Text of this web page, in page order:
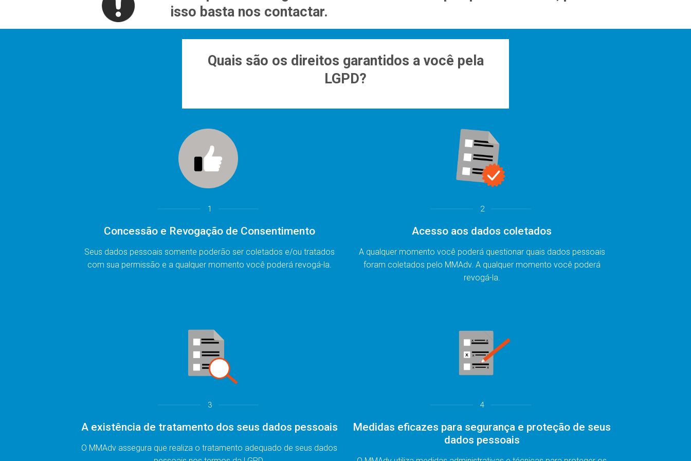
isso basta nos contactar.
Quais são os direitos garantidos a você pela
LGPD?
1
Concessão e Revogação de Consentimento
Seus dados pessoais somente poderão ser coletados e/ou tratados
com sua permissão e a qualquer momento você poderá revogá-la.
2
Acesso aos dados coletados
A qualquer momento você poderá questionar quais dados pessoais
foram coletados pelo MMAdv. A qualquer momento você poderá
revogá-la.
3
A existência de tratamento dos seus dados pessoais
O MMAdv assegura que realiza o tratamento adequado de seus dados
4
Medidas eficazes para segurança e proteção de seus
dados pessoais